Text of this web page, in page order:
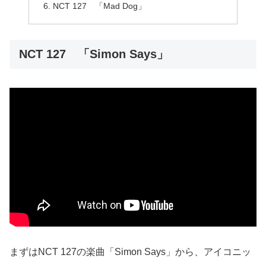
NCT 127 「Mad Dog」
NCT 127 「Simon Says」
まずはNCT 127の楽曲「Simon Says」から、アイコニッ